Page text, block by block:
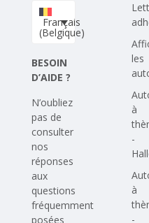
Téléchargez votre
Corona Covid-19
Français
(Belgique)
BESOIN
D’AIDE ?
N’oubliez
pas de
consulter
nos
réponses
aux
questions
fréquemment
posées
les
à
-
à
-